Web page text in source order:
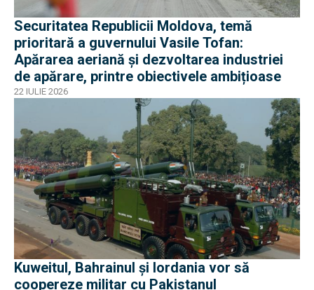
Securitatea Republicii Moldova, temă
prioritară a guvernului Vasile Tofan:
Apărarea aeriană și dezvoltarea industriei
de apărare, printre obiectivele ambițioase
22 IULIE 2026
Kuweitul, Bahrainul și Iordania vor să
coopereze militar cu Pakistanul